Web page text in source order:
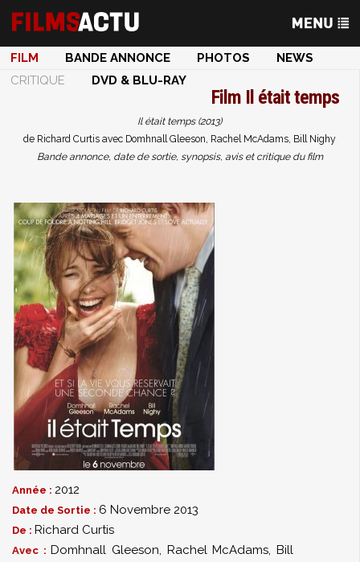
FILM BANDE ANNONCE PHOTOS
NEWS
CRITIQUE
DVD & BLU-RAY
Film Il était temps
Il était temps (2013)
de Richard Curtis avec Domhnall Gleeson, Rachel McAdams, Bill Nighy
Bande annonce, date de sortie, synopsis, avis et critique du film
Année : 2012
Date de Sortie : 6 Novembre 2013
De : Richard Curtis
Avec : Domhnall Gleeson, Rachel McAdams,Bill